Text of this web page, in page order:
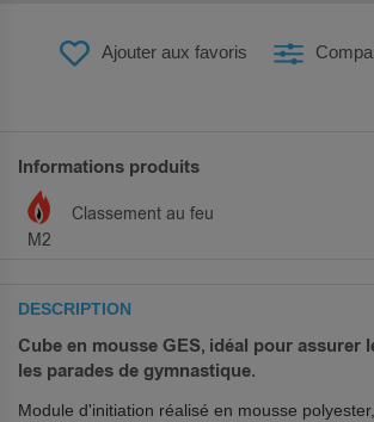
Ajouter aux favoris
Informations produits
M2
Classement au feu
DESCRIPTION
Cube en mousse GES, idéal pour assurer
les parades de gymnastique.
Module d'initiation réalisé en mousse